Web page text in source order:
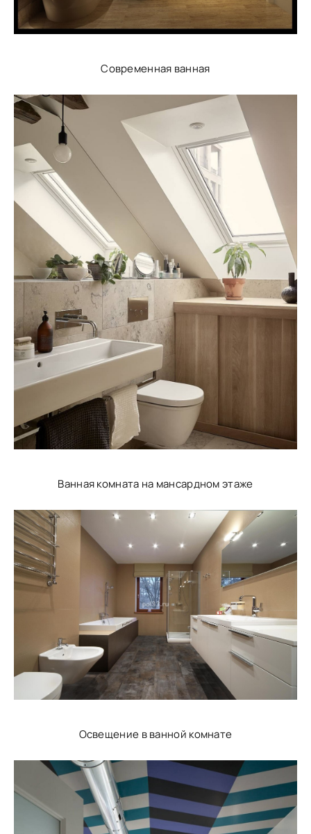
Современная ванная
Ванная комната на мансардном этаже
Освещение в ванной комнате